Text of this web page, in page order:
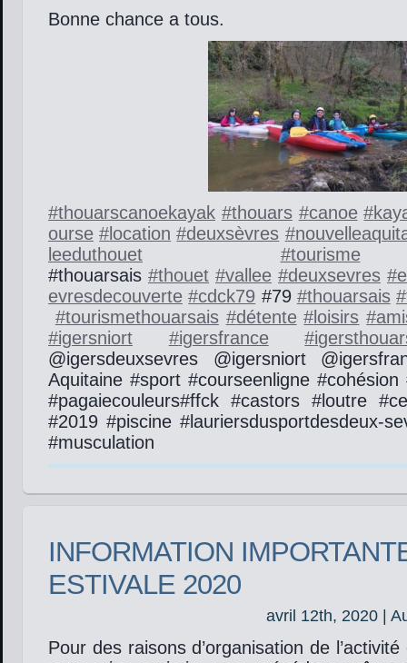
Bonne chance a tous.
#thouarscanoekayak #thouars #canoe #
ourse # location #deuxsèvres #
leeduthouet
#tourisme
#thouarsais #thouet #vallee #deuxsevres #
evresdecouverte #cdck79 #79 #thouarsais #
#tourismethouarsais #détente # loisirs #
#igersniort #igersfrance #
@igersdeuxsevres @igersniort
Aquitaine #sport #courseenligne #cohésion
#pagaiecouleurs#ffck #castors #loutre
#2019 #piscine #lauriersdusportdesdeux-
#musculation
INFORMATION
ESTIVALE 2020
avril 12th, 2020 |
Pour des raisons d’organisation de